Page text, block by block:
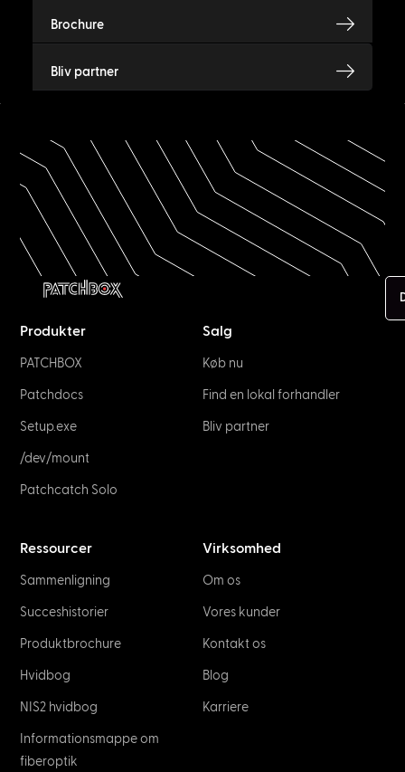
Brochure
Bliv partner
Produkter
PATCHBOX
Patchdocs
Setup.exe
/dev/mount
Patchcatch Solo
Salg
Køb nu
Find en lokal forhandler
Bliv partner
Ressourcer
Sammenligning
Succeshistorier
Produktbrochure
Hvidbog
NIS2 hvidbog
Informationsmappe om
fiberoptik
Virksomhed
Om os
Vores kunder
Kontakt os
Blog
Karriere